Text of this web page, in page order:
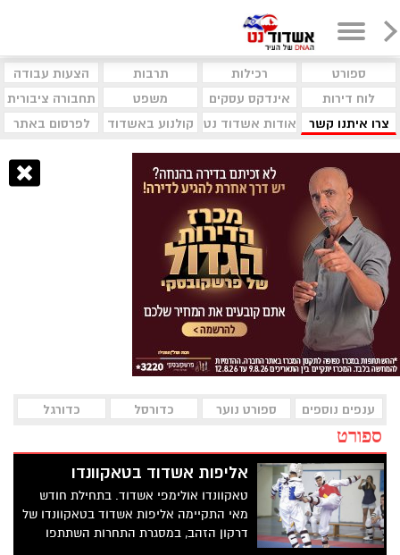
ספורט רכילות תרבות
הצעות עבודה
לוח דירות
אינדקס עסקים משפט
תחבורה ציבורית
צרו איתנו קשר
אודות אשדוד נט קולנוע באשדוד לפרסום באתר
ענפים נוספים ספורט נוער כדורסל כדורגל
ספורט
אליפות אשדוד בטאקוונדו
טאקוונדו אולימפי אשדוד. בתחילת חודש
מאי התקיימה אליפות אשדוד בטאקוונדו של
דרקון הזהב, במסגרת התחרות השתתפו